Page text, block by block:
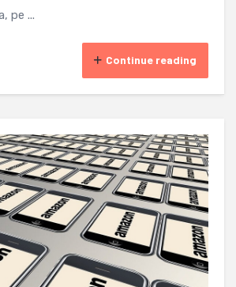
pe ...
Continue reading